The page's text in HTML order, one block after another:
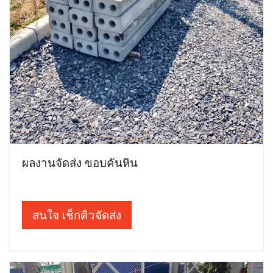
ผลงานจัดส่ง ขอบคันหิน
สนใจ เช็กคิวจัดส่ง